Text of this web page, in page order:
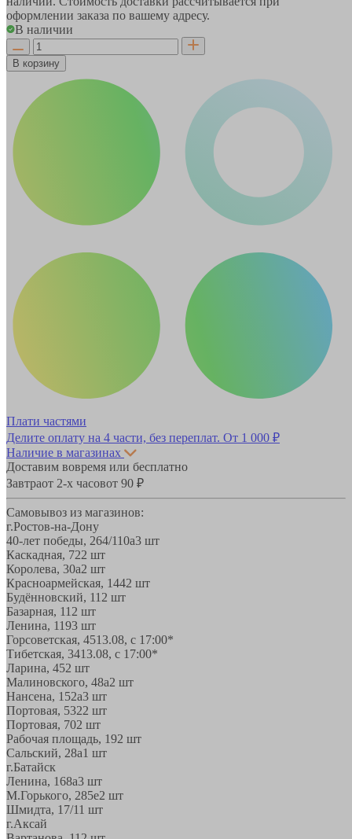
оформлении заказа по вашему адресу.
В наличии
В корзину
Плати частями
Делите оплату на 4 части, без переплат. От 1 000 ₽
Наличие в магазинах
Доставим вовремя или бесплатно
Завтраот 2-х часовот 90 ₽
Самовывоз из магазинов:
г.Ростов-на-Дону
40-лет победы, 264/110а3 шт
Каскадная, 722 шт
Королева, 30а2 шт
Красноармейская, 1442 шт
Будённовский, 11 2 шт
Базарная, 11 2 шт
Ленина, 1193 шт
Горсоветская, 4513.08, с 17:00*
Тибетская, 3413.08, с 17:00*
Ларина, 452 шт
Малиновского, 48а2 шт
Нансена, 152а3 шт
Портовая, 5322 шт
Портовая, 702 шт
Рабочая площадь, 192 шт
Сальский, 28a1 шт
г.Батайск
Ленина, 168а3 шт
М.Горького, 285е2 шт
Шмидта, 17/11 шт
г.Аксай